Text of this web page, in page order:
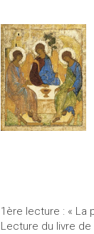
1ère lecture : « La
Lecture du livre de